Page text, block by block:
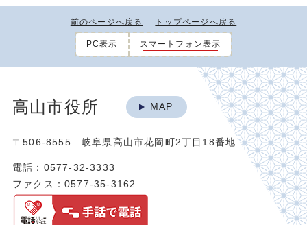
前のページへ戻る トップページへ戻る
PC表示 スマートフォン表示
高山市役所 MAP
〒506-8555 岐阜県高山市花岡町2丁目18番地
電話：0577-32-3333
ファクス：0577-35-3162